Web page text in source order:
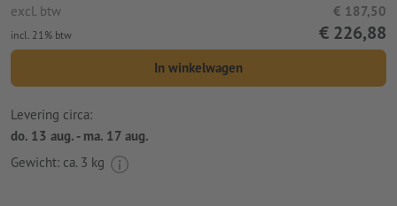
excl. btw € 187,50
incl. 21% btw € 226,88
In winkelwagen
Levering circa:
do. 13 aug. - ma. 17 aug.
Gewicht: ca. 3 kg